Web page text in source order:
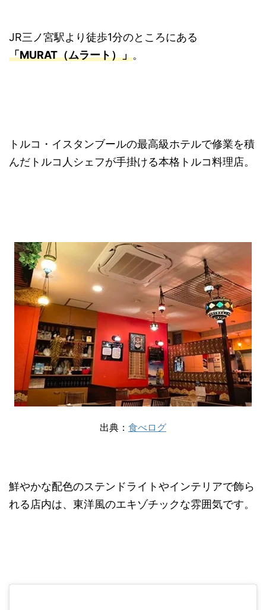
JR三ノ宮駅より徒歩1分のところにある
「MURAT（ムラート）」。
トルコ・イスタンブールの最高級ホテルで修業を積
んだトルコ人シェフが手掛ける本格トルコ料理店。
出典： 食べログ
鮮やかな配色のステンドライトやインテリアで飾ら
れる店内は、東洋風のエキゾチックな雰囲気です。